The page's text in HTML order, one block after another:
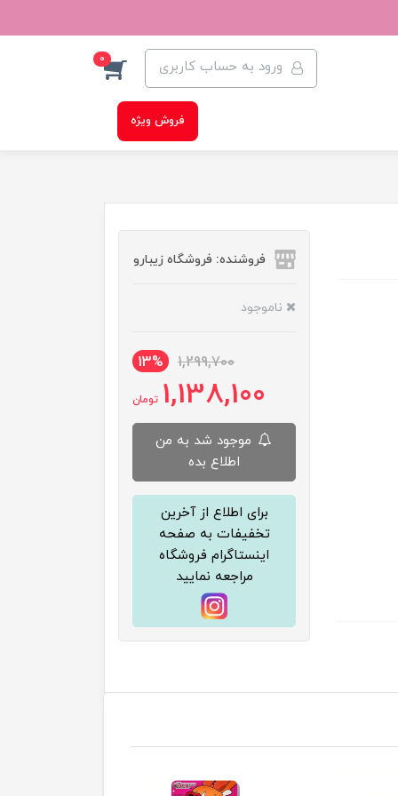
ورود به حساب کاربری 0
فروش ویژه
فروشنده: فروشگاه زیبارو
ناموجود
1,299,700
13%
1,138,100 تومان
موجود شد به من
اطلاع بده
برای اطلاع از آخرین
تخفیفات به صفحه
اینستاگرام فروشگاه
مراجعه نمایید